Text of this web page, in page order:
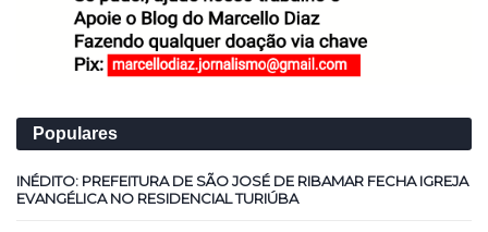
Populares
INÉDITO: PREFEITURA DE SÃO JOSÉ DE RIBAMAR FECHA IGREJA
EVANGÉLICA NO RESIDENCIAL TURIÚBA